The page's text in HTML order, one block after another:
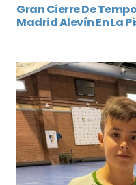
Gran Cierre De
Madrid Alevín En La